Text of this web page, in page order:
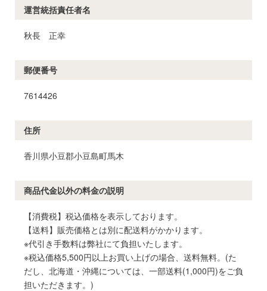
運営統括責任者名
秋長 正幸
郵便番号
7614426
住所
香川県小豆郡小豆島町馬木
商品代金以外の料金の説明
【消費税】税込価格を表示しております。
【送料】販売価格とは別に配送料がかかります。
※代引き手数料は弊社にて負担いたします。
※税込価格5,500円以上お買い上げの場合、送料無料。(た
だし、北海道・沖縄については、一部送料(1,000円)をご負
担いただきます。)